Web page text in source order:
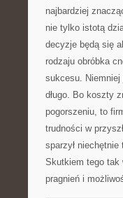
najbardziej
nie tylko istotą
decyzje będą się
rodzaju obróbka
sukcesu.
długo. Bo koszty
pogorszeniu, to
trudności w
sparzył
Skutkiem tego tak
pragnień i